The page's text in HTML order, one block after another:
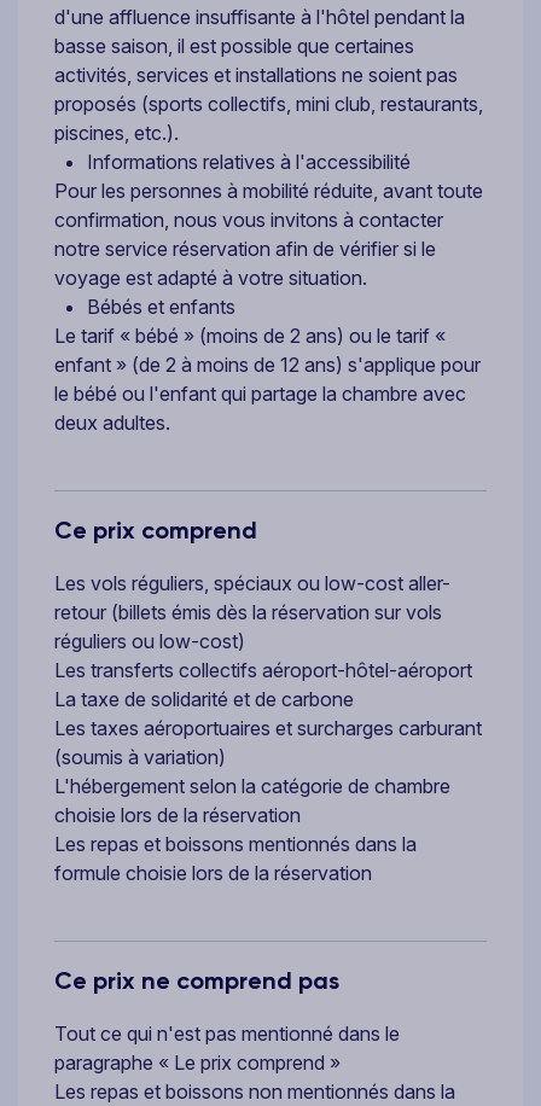
d'une affluence insuffisante à l'hôtel pendant la
basse saison, il est possible que certaines
activités, services et installations ne soient pas
proposés (sports collectifs, mini club, restaurants,
piscines, etc.).
Informations relatives à l'accessibilité
Pour les personnes à mobilité réduite, avant toute
confirmation, nous vous invitons à contacter
notre service réservation afin de vérifier si le
voyage est adapté à votre situation.
Bébés et enfants
Le tarif « bébé » (moins de 2 ans) ou le tarif «
enfant » (de 2 à moins de 12 ans) s'applique pour
le bébé ou l'enfant qui partage la chambre avec
deux adultes.
Ce prix comprend
Les vols réguliers, spéciaux ou low-cost aller-
retour (billets émis dès la réservation sur vols
réguliers ou low-cost)
Les transferts collectifs aéroport-hôtel-aéroport
La taxe de solidarité et de carbone
Les taxes aéroportuaires et surcharges carburant
(soumis à variation)
L'hébergement selon la catégorie de chambre
choisie lors de la réservation
Les repas et boissons mentionnés dans la
formule choisie lors de la réservation
Ce prix ne comprend pas
Tout ce qui n'est pas mentionné dans le
paragraphe « Le prix comprend »
Les repas et boissons non mentionnés dans la